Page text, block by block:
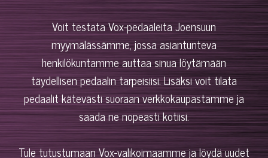
Voit testata Vox-pedaaleita Joensuun
myymälässämme, jossa asiantunteva
henkilökuntamme auttaa sinua löytämään
täydellisen pedaalin tarpeisiisi. Lisäksi voit tilata
pedaalit kätevästi suoraan verkkokaupastamme ja
saada ne nopeasti kotiisi.
Tule tutustumaan Vox-valikoimaamme ja löydä uudet